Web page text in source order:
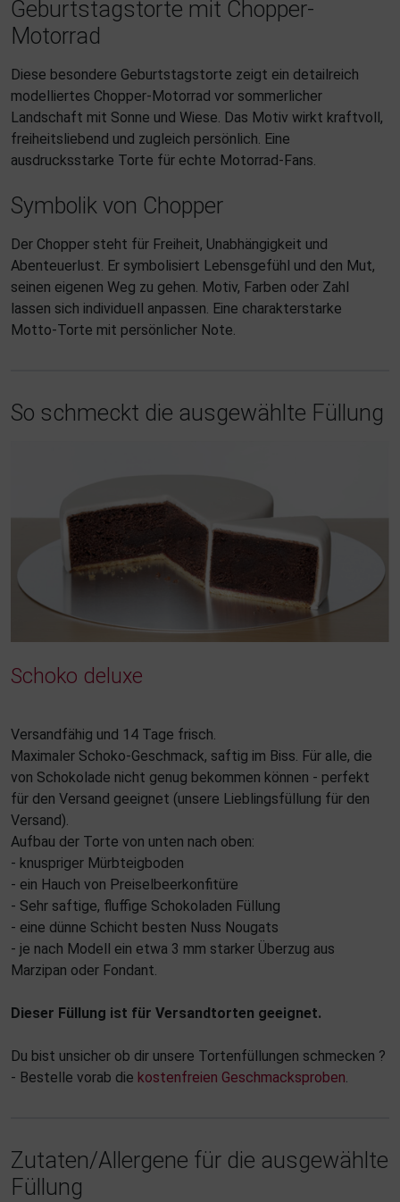
Geburtstagstorte mit Chopper-
Motorrad
Diese besondere Geburtstagstorte zeigt ein detailreich
modelliertes Chopper-Motorrad vor sommerlicher
Landschaft mit Sonne und Wiese. Das Motiv wirkt kraftvoll,
freiheitsliebend und zugleich persönlich. Eine
ausdrucksstarke Torte für echte Motorrad-Fans.
Symbolik von Chopper
Der Chopper steht für Freiheit, Unabhängigkeit und
Abenteuerlust. Er symbolisiert Lebensgefühl und den Mut,
seinen eigenen Weg zu gehen. Motiv, Farben oder Zahl
lassen sich individuell anpassen. Eine charakterstarke
Motto-Torte mit persönlicher Note.
So schmeckt die ausgewählte Füllung
Schoko deluxe
Versandfähig und 14 Tage frisch.
Maximaler Schoko-Geschmack, saftig im Biss. Für alle, die
von Schokolade nicht genug bekommen können - perfekt
für den Versand geeignet (unsere Lieblingsfüllung für den
Versand).
Aufbau der Torte von unten nach oben:
- knuspriger Mürbteigboden
- ein Hauch von Preiselbeerkonfitüre
- Sehr saftige, fluffige Schokoladen Füllung
- eine dünne Schicht besten Nuss Nougats
- je nach Modell ein etwa 3 mm starker Überzug aus
Marzipan oder Fondant.
Dieser Füllung ist für Versandtorten geeignet.
Du bist unsicher ob dir unsere Tortenfüllungen schmecken ?
- Bestelle vorab die kostenfreien Geschmacksproben.
Zutaten/Allergene für die ausgewählte
Füllung